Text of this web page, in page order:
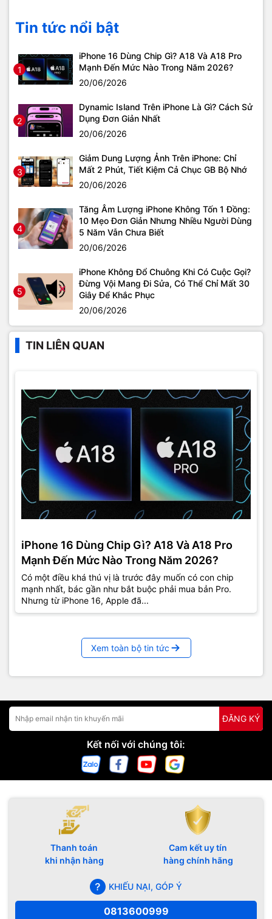
Tin tức nổi bật
1
iPhone 16 Dùng Chip Gì? A18 Và A18 Pro
Mạnh Đến Mức Nào Trong Năm 2026?
20/06/2026
2
Dynamic Island Trên iPhone Là Gì? Cách Sử
Dụng Đơn Giản Nhất
20/06/2026
3
Giảm Dung Lượng Ảnh Trên iPhone: Chỉ
Mất 2 Phút, Tiết Kiệm Cả Chục GB Bộ Nhớ
20/06/2026
4
Tăng Âm Lượng iPhone Không Tốn 1 Đồng:
10 Mẹo Đơn Giản Nhưng Nhiều Người Dùng
5 Năm Vẫn Chưa Biết
20/06/2026
5
iPhone Không Đổ Chuông Khi Có Cuộc Gọi?
Đừng Vội Mang Đi Sửa, Có Thể Chỉ Mất 30
Giây Để Khắc Phục
20/06/2026
TIN LIÊN QUAN
iPhone 16 Dùng Chip Gì? A18 Và A18 Pro
Mạnh Đến Mức Nào Trong Năm 2026?
Có một điều khá thú vị là trước đây muốn có con chip
mạnh nhất, bác gần như bắt buộc phải mua bản Pro.
Nhưng từ iPhone 16, Apple đã...
Xem toàn bộ tin tức
ĐĂNG KÝ
Kết nối với chúng tôi:
Thanh toán
khi nhận hàng
Cam kết uy tín
hàng chính hãng
KHIẾU NẠI, GÓP Ý
0813600999